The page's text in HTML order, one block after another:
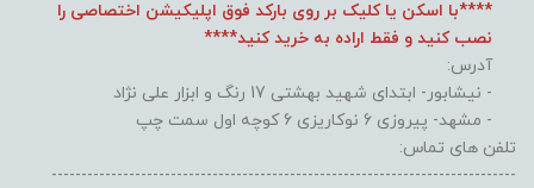
****با اسکن یا کلیک بر روی بارکد فوق اپلیکیشن اختصاصی را
نصب کنید و فقط اراده به خرید کنید****
آدرس:
- نیشابور- ابتدای شهید بهشتی 17 رنگ و ابزار علی نژاد
- مشهد- پیروزی 6 نوکاریزی 6 کوچه اول سمت چپ
تلفن های تماس:
------------------------------------------------------------------------------